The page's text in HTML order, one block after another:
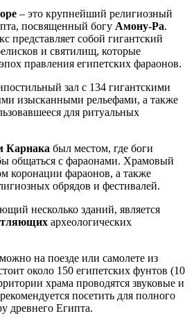
– это крупнейший религиозный
посвященный богу Амону-Ра.
представляет собой гигантский
и святилищ, которые
правления египетских фараонов.
зал с 134 гигантскими
изысканными рельефами, а также
для ритуальных
Карнака был местом, где боги
общаться с фараонами. Храмовый
коронации фараонов, а также
обрядов и фестивалей.
несколько зданий, является
археологических
можно на поезде или самолете из
около 150 египетских фунтов (10
храма проводятся звуковые и
посетить для полного
древнего Египта.